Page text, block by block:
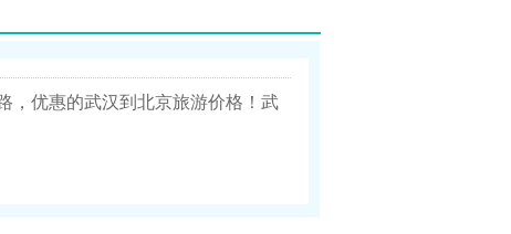
，优惠的武汉到北京旅游价格！武